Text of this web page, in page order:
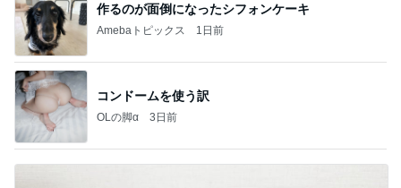
作るのが面倒になったシフォンケーキ
Amebaトピックス 1日前
コンドームを使う訳
OLの脚α 3日前